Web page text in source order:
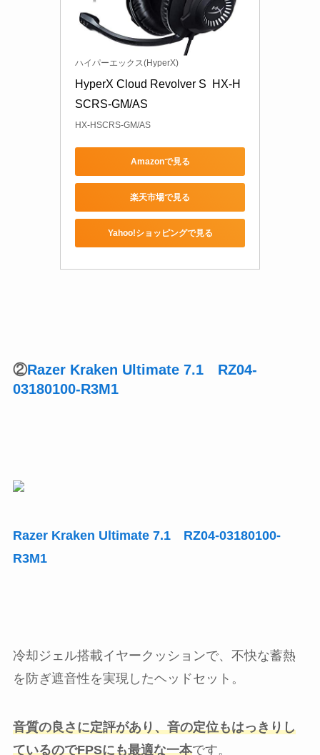
ハイパーエックス(HyperX)
HyperX Cloud Revolver S  HX-H
SCRS-GM/AS
HX-HSCRS-GM/AS
Amazonで見る
楽天市場で見る
Yahoo!ショッピングで見る
②Razer Kraken Ultimate 7.1 RZ04-
03180100-R3M1
Razer Kraken Ultimate 7.1 RZ04-03180100-
R3M1
冷却ジェル搭載イヤークッションで、不快な蓄熱
を防ぎ遮音性を実現したヘッドセット。
音質の良さに定評があり、音の定位もはっきりし
ているのでFPSにも最適な一本です。